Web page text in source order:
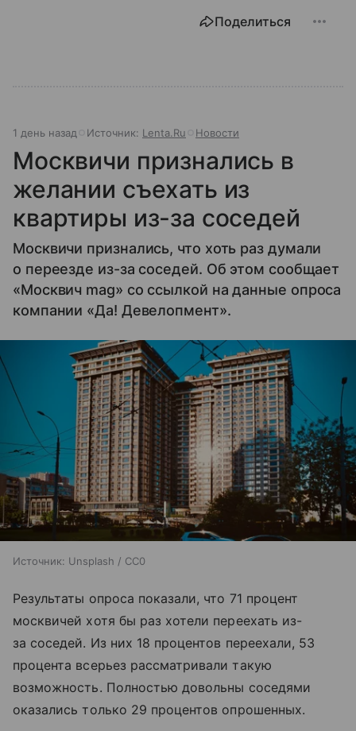
Поделиться
1 день назад Источник: Lenta.Ru Новости
Москвичи признались в
желании съехать из
квартиры из-за соседей
Москвичи признались, что хоть раз думали
о переезде из-за соседей. Об этом сообщает
«Москвич mag» со ссылкой на данные опроса
компании «Да! Девелопмент».
Источник: Unsplash / CC0
Результаты опроса показали, что 71 процент
москвичей хотя бы раз хотели переехать из-
за соседей. Из них 18 процентов переехали, 53
процента всерьез рассматривали такую
возможность. Полностью довольны соседями
оказались только 29 процентов опрошенных.